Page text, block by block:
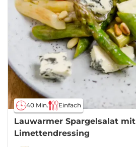
40 Min. Einfach
Lauwarmer Spargelsalat mit
Limettendressing